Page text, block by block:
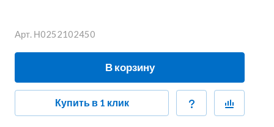
Арт. Н0252102450
В корзину
Купить в 1 клик